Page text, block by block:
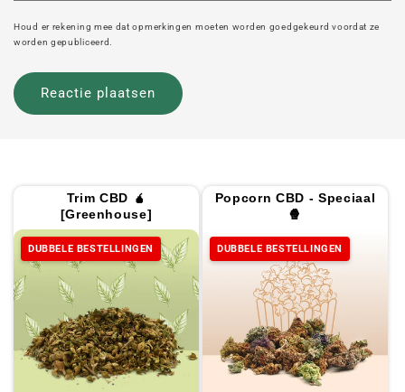
Houd er rekening mee dat opmerkingen moeten worden goedgekeurd voordat ze
worden gepubliceerd.
Trim CBD 🧉
[Greenhouse]
DUBBELE BESTELLINGEN
Popcorn CBD - Speciaal
🍿
DUBBELE BESTELLINGEN